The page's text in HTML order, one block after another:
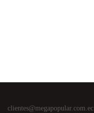
clientes@megapopular.com.ec